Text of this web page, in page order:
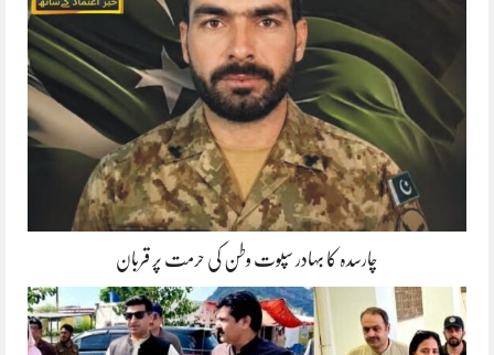
چارسدہ کا بہادر سپوت وطن کی حرمت پر قربان